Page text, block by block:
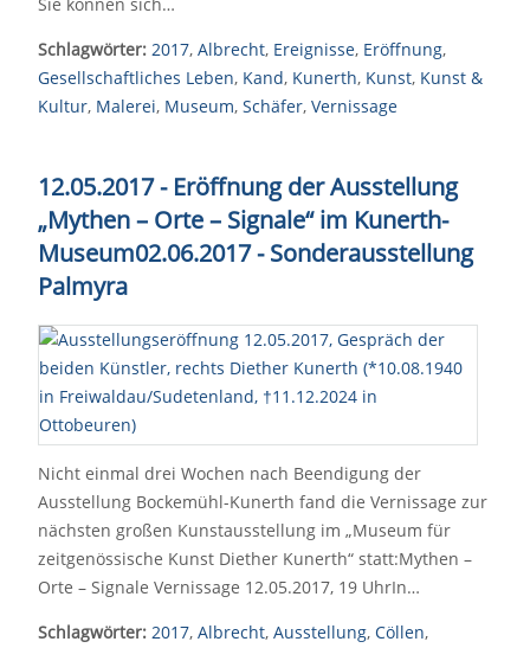
Schlagwörter: 2017, Albrecht, Ereignisse, Eröffnung,
Gesellschaftliches Leben, Kand, Kunerth, Kunst, Kunst &
Kultur, Malerei, Museum, Schäfer, Vernissage
12.05.2017 - Eröffnung der Ausstellung
„Mythen – Orte – Signale“ im Kunerth-
Museum02.06.2017 - Sonderausstellung
Palmyra
Nicht einmal drei Wochen nach Beendigung der
Ausstellung Bockemühl-Kunerth fand die Vernissage zur
nächsten großen Kunstausstellung im „Museum für
zeitgenössische Kunst Diether Kunerth“ statt:Mythen –
Orte – Signale Vernissage 12.05.2017, 19 UhrIn…
Schlagwörter: 2017, Albrecht, Ausstellung, Cöllen,